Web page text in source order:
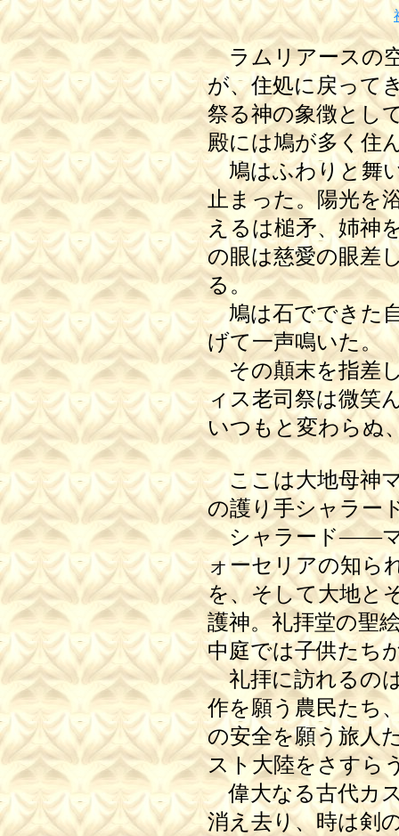
ラムリアースの
が、住処に戻って
祭る神の象徴とし
殿には鳩が多く住
鳩はふわりと舞
止まった。陽光を
えるは槌矛、姉神
の眼は慈愛の眼差
る。
鳩は石でできた
げて一声鳴いた。
その顛末を指差
ィス老司祭は微笑
いつもと変わら
ここは大地母神マ
の護り手シャラー
シャラード――マ
ォーセリアの知ら
を、そして大地と
護神。礼拝堂の聖
中庭では子供たち
礼拝に訪れるのは
作を願う農民たち
の安全を願う旅
スト大陸をさすら
偉大なる古代カ
消え去り、時は剣